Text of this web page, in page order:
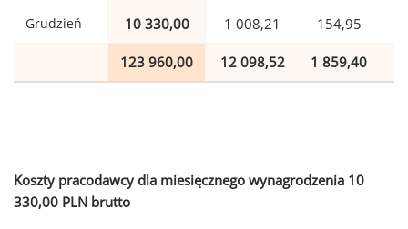
Grudzień 10 330,00 1 008,21 154,95
123 960,00 12 098,52 1 859,40
Koszty pracodawcy dla miesięcznego wynagrodzenia 10
330,00 PLN brutto